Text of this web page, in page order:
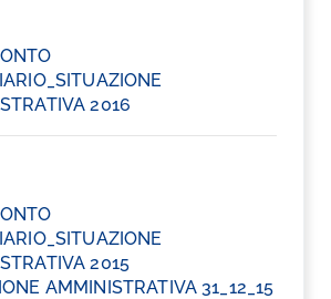
2016
2015
AMMINISTRATIVA 31_12_15